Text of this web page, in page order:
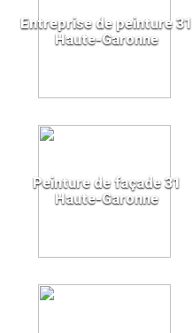
Entreprise de peinture 31
Haute-Garonne
Peinture de façade 31
Haute-Garonne